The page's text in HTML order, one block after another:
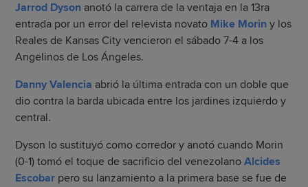
Jarrod Dyson anotó la carrera de la ventaja en la 13ra
entrada por un error del relevista novato Mike Morin y los
Reales de Kansas City vencieron el sábado 7-4 a los
Angelinos de Los Ángeles.
Danny Valencia abrió la última entrada con un doble que
dio contra la barda ubicada entre los jardines izquierdo y
central.
Dyson lo sustituyó como corredor y anotó cuando Morin
(0-1) tomó el toque de sacrificio del venezolanoAlcides
Escobar pero su lanzamiento a la primera base se fue de